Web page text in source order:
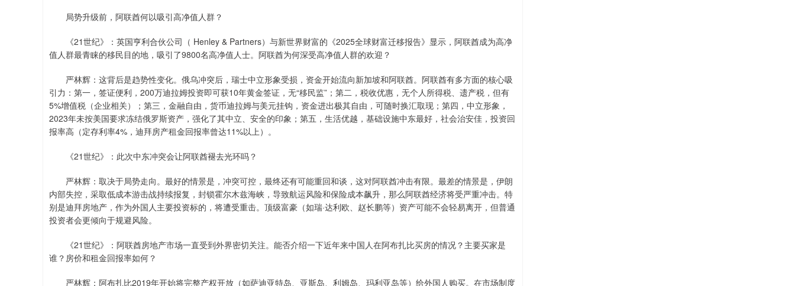
局势升级前，阿联酋何以吸引高净值人群？
《21世纪》：英国亨利合伙公司（ Henley & Partners）与新世界财富的《2025全球财富迁移报告》显示，阿联酋成为高净
值人群最青睐的移民目的地，吸引了9800名高净值人士。阿联酋为何深受高净值人群的欢迎？
严林辉：这背后是趋势性变化。俄乌冲突后，瑞士中立形象受损，资金开始流向新加坡和阿联酋。阿联酋有多方面的核心吸
引力：第一，签证便利，200万迪拉姆投资即可获10年黄金签证，无“移民监”；第二，税收优惠，无个人所得税、遗产税，但有
5%增值税（企业相关）；第三，金融自由，货币迪拉姆与美元挂钩，资金进出极其自由，可随时换汇取现；第四，中立形象，
2023年未按美国要求冻结俄罗斯资产，强化了其中立、安全的印象；第五，生活优越，基础设施中东最好，社会治安佳，投资回
报率高（定存利率4%，迪拜房产租金回报率曾达11%以上）。
《21世纪》：此次中东冲突会让阿联酋褪去光环吗？
严林辉：取决于局势走向。最好的情景是，冲突可控，最终还有可能重回和谈，这对阿联酋冲击有限。最差的情景是，伊朗
内部失控，采取低成本游击战持续报复，封锁霍尔木兹海峡，导致航运风险和保险成本飙升，那么阿联酋经济将受严重冲击。特
别是迪拜房地产，作为外国人主要投资标的，将遭受重击。顶级富豪（如瑞·达利欧、赵长鹏等）资产可能不会轻易离开，但普通
投资者会更倾向于规避风险。
《21世纪》：阿联酋房地产市场一直受到外界密切关注。能否介绍一下近年来中国人在阿布扎比买房的情况？主要买家是
谁？房价和租金回报率如何？
严林辉：阿布扎比2019年开始将完整产权开放（如萨迪亚特岛、亚斯岛、利姆岛、玛利亚岛等）给外国人购买。在市场制度